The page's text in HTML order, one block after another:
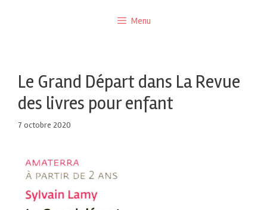
Menu
Le Grand Départ dans La Revue
des livres pour enfant
7 octobre 2020